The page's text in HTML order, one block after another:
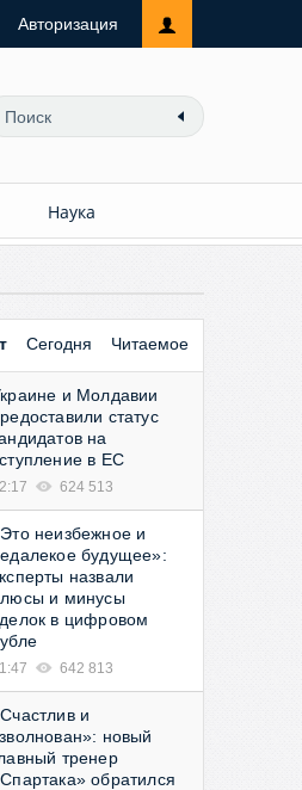
Авторизация
Наука
Сегодня Читаемое
и Молдавии
статус
на
в ЕС
624 513
неизбежное и
будущее»:
назвали
и минусы
в цифровом
642 813
и
новый
тренер
обратился